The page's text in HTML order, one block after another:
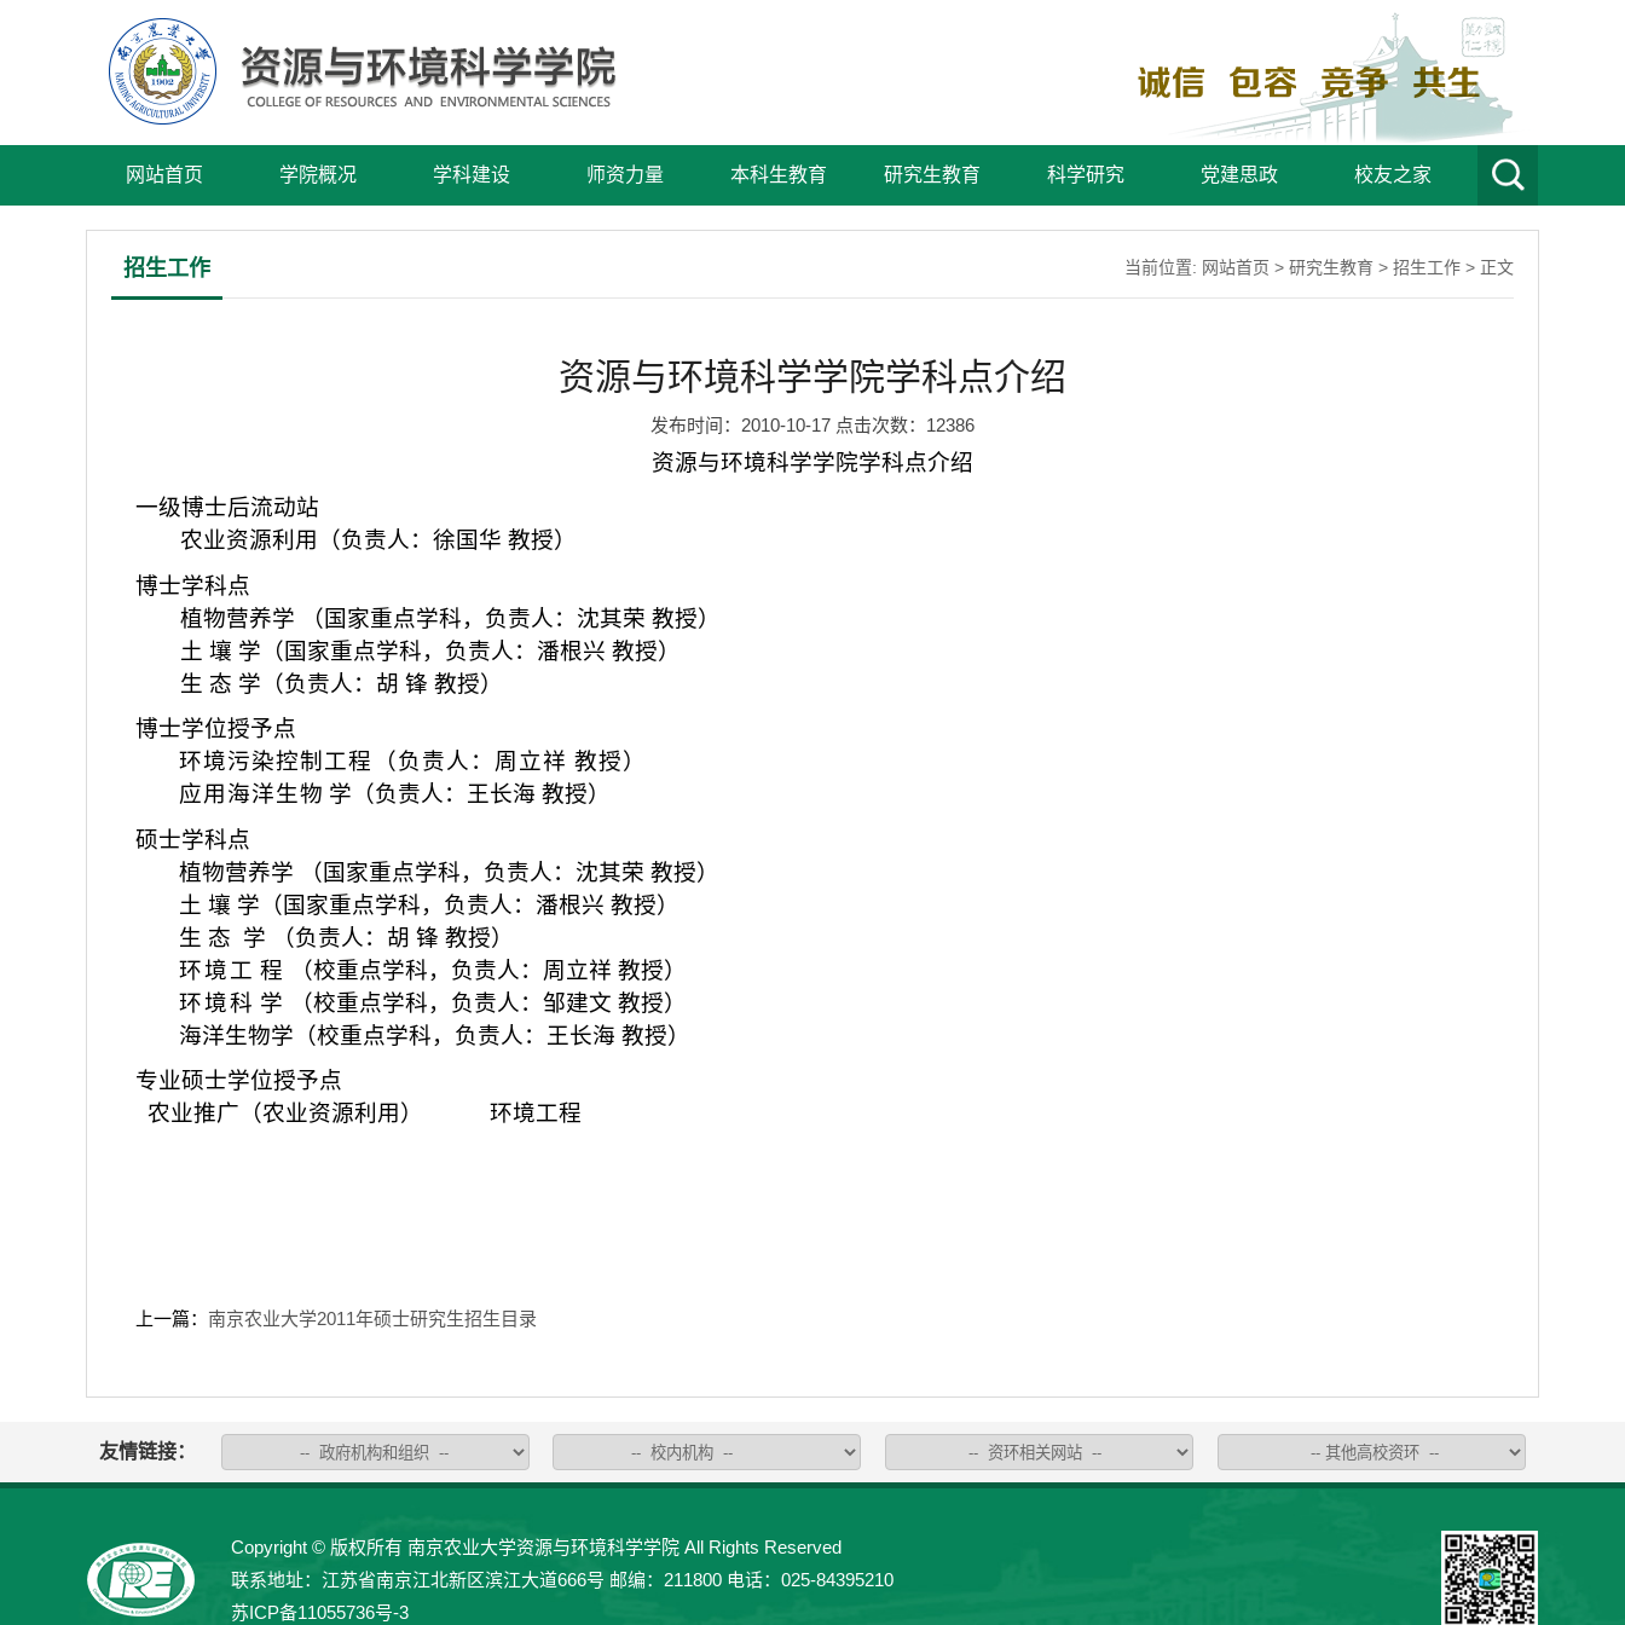
网站首页 学院概况 学科建设 师资力量 本科生教育 研究生教育 科学研究 党建思政 校友之家
招生工作 当前位置: 网站首页 > 研究生教育 > 招生工作 > 正文
资源与环境科学学院学科点介绍
发布时间：2010-10-17 点击次数： 12386
资源与环境科学学院学科点介绍
一级博士后流动站
农业资源利用（负责人：徐国华 教授）
博士学科点
植物营养学 （国家重点学科，负责人：沈其荣 教授）
土 壤 学（国家重点学科，负责人：潘根兴 教授）
生 态 学（负责人：胡 锋 教授）
博士学位授予点
环境污染控制工程（负责人：周立祥 教授）
应用海洋生物 学（负责人：王长海 教授）
硕士学科点
植物营养学 （国家重点学科，负责人：沈其荣 教授）
土 壤 学（国家重点学科，负责人：潘根兴 教授）
生 态 学 （负责人：胡 锋 教授）
环境工 程
（校重点学科，负责人：周立祥 教授）
环境科 学
（校重点学科，负责人：邹建文 教授）
海洋生物学（校重点学科，负责人：王长海 教授）
专业硕士学位授予点
农业推广（农业资源利用） 环境工程
上一篇： 南京农业大学2011年硕士研究生招生目录
友情链接：
Copyright © 版权所有 南京农业大学资源与环境科学学院 All Rights Reserved
联系地址：江苏省南京江北新区滨江大道666号 邮编：211800 电话：025-84395210
苏ICP备11055736号-3